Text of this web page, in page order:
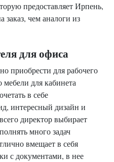
предоставляет Ирпень,
чем аналоги из
для офиса
приобрести для рабочего
мебели для кабинета
в себе
интересный дизайн и
директор выбирает
много задач
вмещает в себя
с документами, в нее